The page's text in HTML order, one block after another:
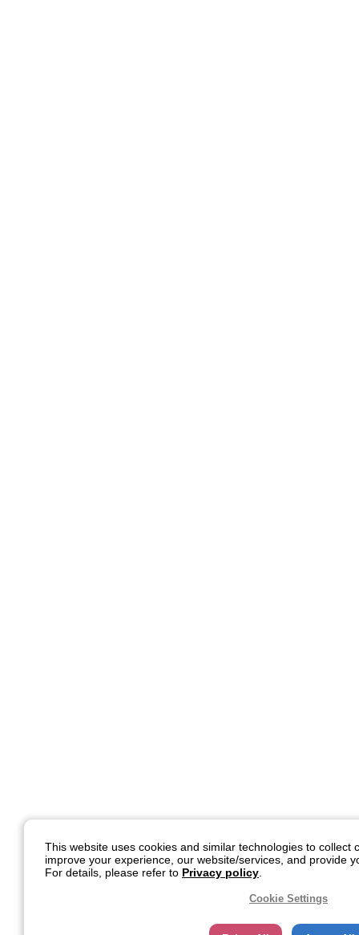
This website uses cookies and similar technologies to collect
improve your experience, our website/services, and provide
For details, please refer to Privacy policy
Cookie Settings